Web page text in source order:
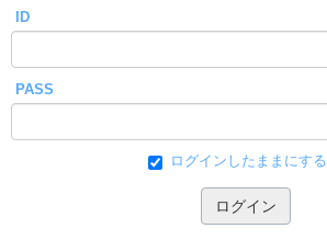
小説
ID
PASS
ログインしたままにする